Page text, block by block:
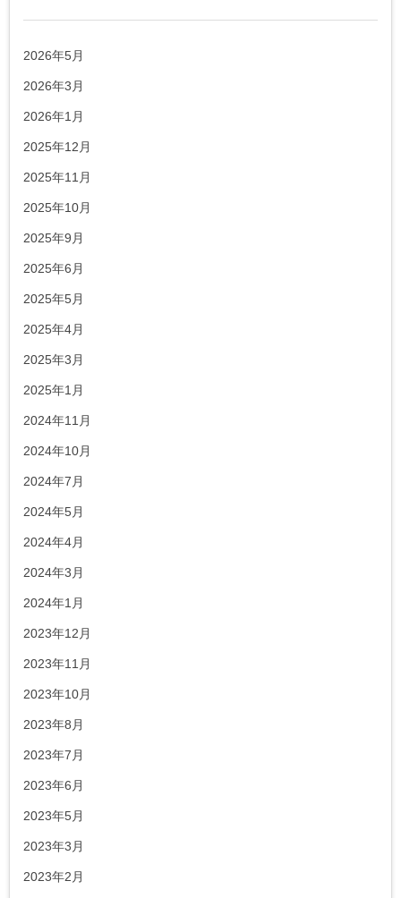
2026年5月
2026年3月
2026年1月
2025年12月
2025年11月
2025年10月
2025年9月
2025年6月
2025年5月
2025年4月
2025年3月
2025年1月
2024年11月
2024年10月
2024年7月
2024年5月
2024年4月
2024年3月
2024年1月
2023年12月
2023年11月
2023年10月
2023年8月
2023年7月
2023年6月
2023年5月
2023年3月
2023年2月